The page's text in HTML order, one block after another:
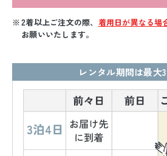
2着以上ご注文の際、 着用日が異なる場
お願いいたします。
レンタル期間は最大